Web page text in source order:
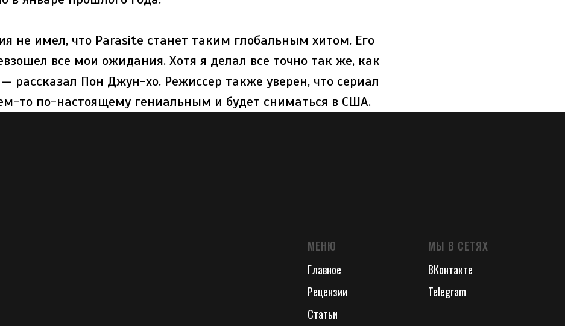
не имел, что Parasite станет таким глобальным хитом. Его
все мои ожидания. Хотя я делал все точно так же, как
рассказал Пон Джун-хо. Режиссер также уверен, что сериал
то по-настоящему гениальным и будет сниматься в США.
МЕНЮ
Главное
Рецензии
Статьи
МЫ В СЕТЯХ
ВКонтакте
Telegram